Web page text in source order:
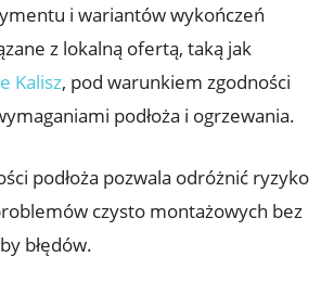
i wariantów wykończeń
z lokalną ofertą, taką jak
Kalisz, pod warunkiem zgodności
podłoża i ogrzewania.
podłoża pozwala odróżnić ryzyko
czysto montażowych bez
błędów.